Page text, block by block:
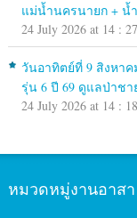
แม่น้ำนครนายก + น้
24 July 2026 at 14 :
วันอาทิตย์ที่ 9 สิงหา
รุ่น 6 ปี 69 ดูแลป่าช
24 July 2026 at 14 :
หมวดหมู่งานอาสา